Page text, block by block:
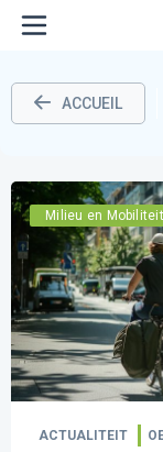
ACCUEIL
Milieu en Mobiliteit
ACTUALITEIT